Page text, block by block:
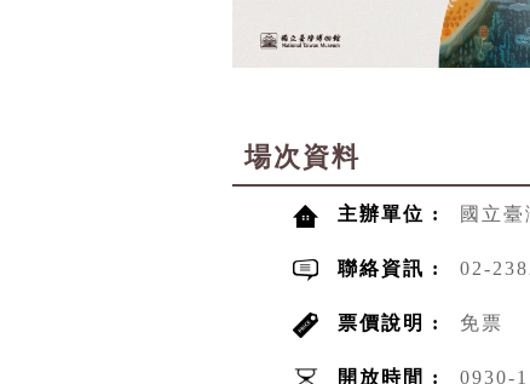
場次資料
主辦單位 : 國立臺
聯絡資訊 : 02-
票價說明 : 免票
開放時間 : 0930-